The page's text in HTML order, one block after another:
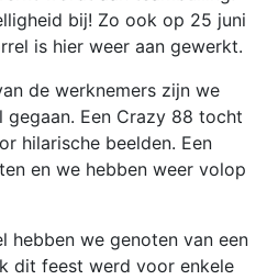
bij! Zo ook op 25 juni
is hier weer aan gewerkt.
de werknemers zijn we
Een Crazy 88 tocht
hilarische beelden. Een
en we hebben weer volop
hebben we genoten van een
dit feest werd voor enkele